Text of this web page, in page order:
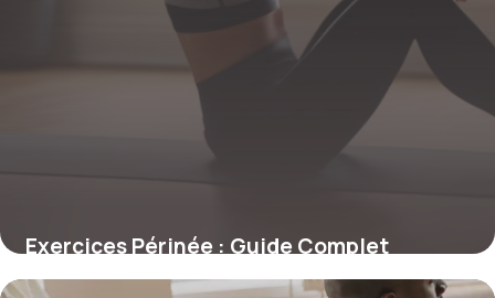
Exercices Périnée : Guide Complet
Efficace